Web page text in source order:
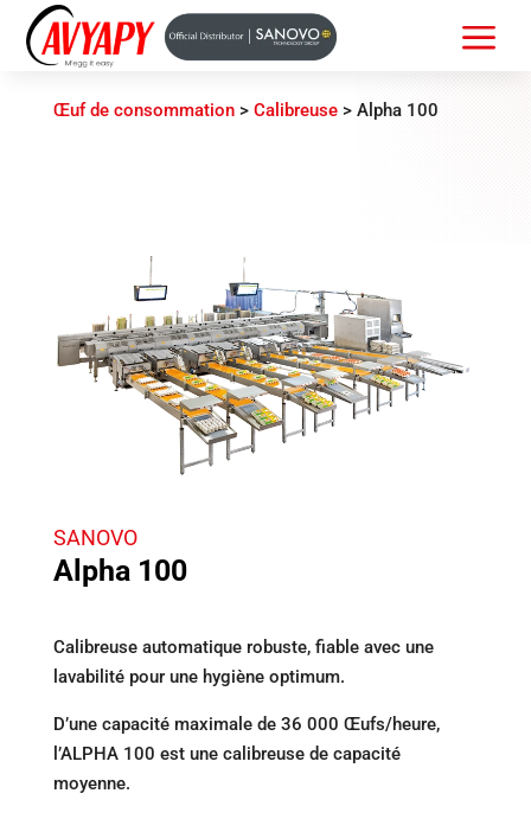
a
Œuf de consommation> Calibreuse> Alpha 100
SANOVO
Alpha 100
Calibreuse automatique robuste, fiable avec une
lavabilité pour une hygiène optimum.
D’une capacité maximale de 36 000 Œufs/heure,
l’ALPHA 100 est une calibreuse de capacité
moyenne.